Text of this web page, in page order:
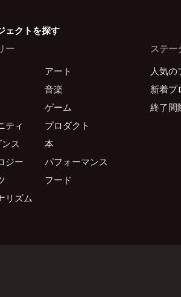
ェクトを探す
ー
アート
音楽
ゲーム
ティ
プロダクト
ス
本
ジー
パフォーマンス
フード
リズム
ステー
人気の
新着プ
終了間